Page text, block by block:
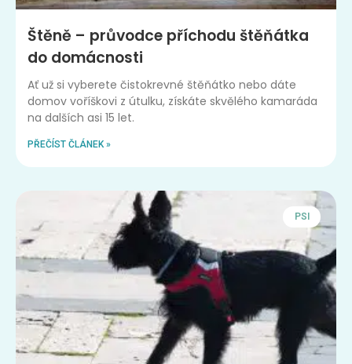
Štěně – průvodce příchodu štěňátka
do domácnosti
Ať už si vyberete čistokrevné štěňátko nebo dáte
domov voříškovi z útulku, získáte skvělého kamaráda
na dalších asi 15 let.
PŘEČÍST ČLÁNEK »
PSI